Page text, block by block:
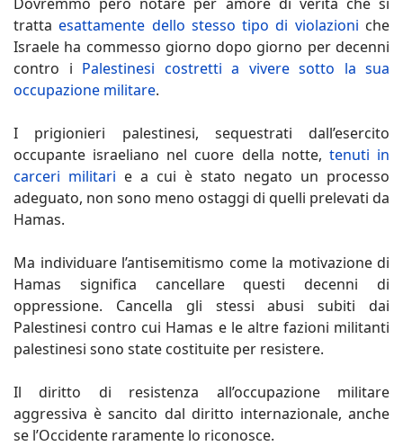
trattaesattamente dello stesso tipo di violazioni che
Israele ha commesso giorno dopo giorno per decenni
contro i Palestinesi costretti a vivere sotto la sua
occupazione militare.
I prigionieri palestinesi, sequestrati dall’esercito
occupante israeliano nel cuore della notte, tenuti in
carceri militari e a cui è stato negato un processo
adeguato, non sono meno ostaggi di quelli prelevati da
Hamas.
Ma individuare l’antisemitismo come la motivazione di
Hamas significa cancellare questi decenni di
oppressione. Cancella gli stessi abusi subiti dai
Palestinesi contro cui Hamas e le altre fazioni militanti
palestinesi sono state costituite per resistere.
Il diritto di resistenza all’occupazione militare
aggressiva è sancito dal diritto internazionale, anche
se l’Occidente raramente lo riconosce.